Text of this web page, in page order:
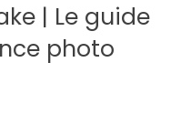
| Le guide
photo